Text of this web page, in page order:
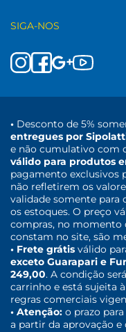
SIGA-NOS
• Desconto de 5%
entregues por
e não cumulativo com
válido para produtos
pagamento exclusivos
não refletirem os
validade somente para
os estoques. O preço
compras, no momento
constam no site, são
• Frete grátis válido
exceto Guarapari e
249,00. A condição
carrinho e está sujeita
regras comerciais
• Atenção: o prazo
a partir da aprovação